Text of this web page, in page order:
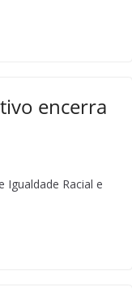
encerra
Igualdade Racial e